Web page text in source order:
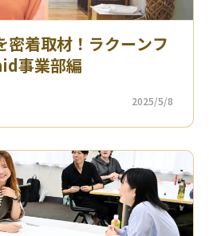
密着取材！ラクーンフ
事業部編
2025/5/8